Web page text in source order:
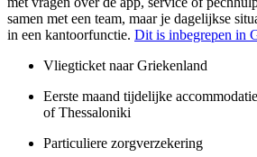
samen met een team, maar je dagelijkse
in een kantoorfunctie. Dit is inbegrepen in
Vliegticket naar Griekenland
Eerste maand tijdelijke
of Thessaloniki
Particuliere zorgverzekering